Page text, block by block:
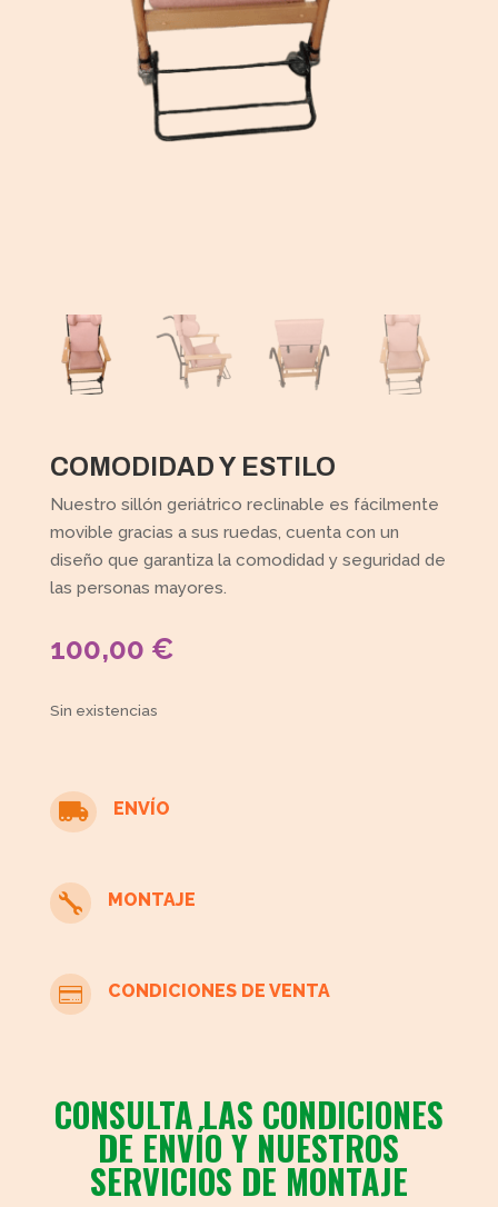
COMODIDAD Y ESTILO
Nuestro sillón geriátrico reclinable es fácilmente
movible gracias a sus ruedas, cuenta con un
diseño que garantiza la comodidad y seguridad de
las personas mayores.
100,00 €
Sin existencias
 ENVÍO
 MONTAJE
 CONDICIONES DE VENTA
CONSULTA LAS CONDICIONES
DE ENVÍO Y NUESTROS
SERVICIOS DE MONTAJE